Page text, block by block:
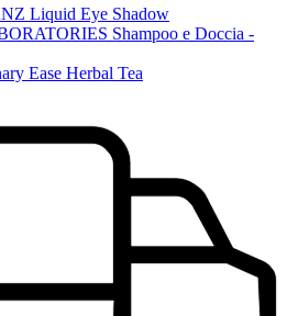
Liquid Eye Shadow
Shampoo e Doccia -
Ease Herbal Tea